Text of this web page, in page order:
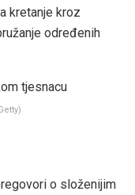
kretanje kroz
određenih
)
o složenijim